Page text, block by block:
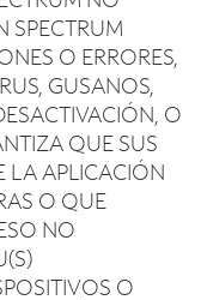
SPECTRUM
O ERRORES,
GUSANOS,
O
QUE SUS
LA APLICACIÓN
O QUE
NO
O